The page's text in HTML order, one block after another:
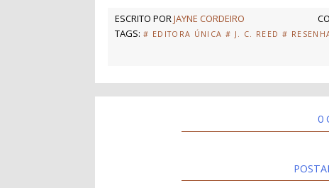
ESCRITO PORJAYNE CORDEIRO
TAGS: # EDITORA ÚNICA # J. C. REED #
0